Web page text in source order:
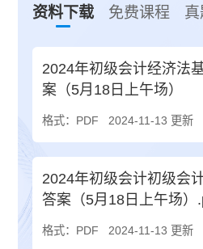
资料下载 免费课程 真
2024年初级会计经济法
案（5月18日上午场）
格式：PDF 2024-11-13 更新
2024年初级会计初级会
答案（5月18日上午场）
格式：PDF 2024-11-13 更新